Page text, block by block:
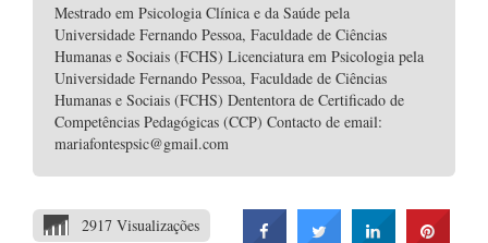
Mestrado em Psicologia Clínica e da Saúde pela
Universidade Fernando Pessoa, Faculdade de Ciências
Humanas e Sociais (FCHS) Licenciatura em Psicologia pela
Universidade Fernando Pessoa, Faculdade de Ciências
Humanas e Sociais (FCHS) Dententora de Certificado de
Competências Pedagógicas (CCP) Contacto de email:
mariafontespsic@gmail.com
2917 Visualizações